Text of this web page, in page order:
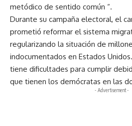
metódico de sentido común “.
Durante su campaña electoral, el
prometió reformar el sistema
regularizando la situación de
indocumentados en Estados
tiene dificultades para cumplir
que tienen los demócratas en las
- Advertisement -